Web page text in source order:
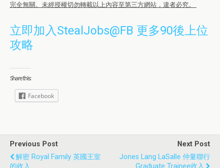
完全無關。未經授權切勿轉載以上內容至第三方網站，違者必究。
立即加入StealJobs@FB 更多90後上位
攻略
Share this:
Facebook
Previous Post
解密 Royal Family 英國王室
的收入
Next Post
Jones Lang LaSalle 仲量聯行
Graduate Trainee收入